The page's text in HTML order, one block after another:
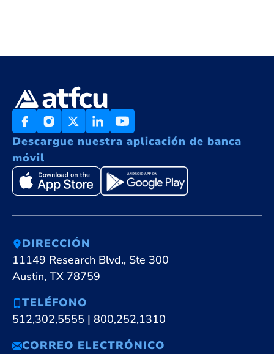
Descargue nuestra aplicación de banca
móvil
DIRECCIÓN
11149 Research Blvd., Ste 300
Austin, TX 78759
TELÉFONO
512,302,5555 | 800,252,1310
CORREO ELECTRÓNICO